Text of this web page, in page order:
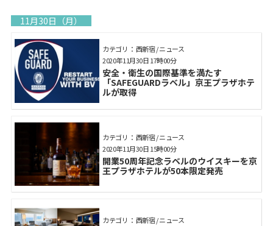
11月30日（月）
カテゴリ： 西新宿 / ニュース
安全・衛生の国際基準を満たす
「SAFEGUARDラベル」京王プラザホテ
ルが取得
2020年11月30日 17時00分
カテゴリ： 西新宿 / ニュース
開業50周年記念ラベルのウイスキーを京
王プラザホテルが50本限定発売
2020年11月30日 15時00分
カテゴリ： 西新宿 / ニュース